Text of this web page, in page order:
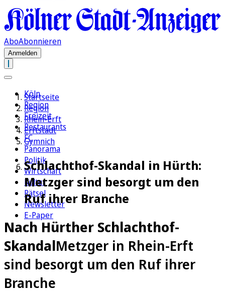
AboAbonnieren
Anmelden
Köln
Region
Freizeit
Restaurants
FC
Panorama
Politik
Wirtschaft
Kultur
Rätsel
Newsletter
E-Paper
Startseite
Region
Rhein-Erft
Erftstadt
Gymnich
Schlachthof-Skandal in Hürth:
Metzger sind besorgt um den
Ruf ihrer Branche
Nach Hürther Schlachthof-
SkandalMetzger in Rhein-Erft
sind besorgt um den Ruf ihrer
Branche